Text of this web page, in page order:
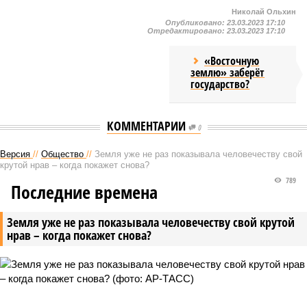
Николай Ольхин
Опубликовано: 23.03.2023 17:10
Отредактировано: 23.03.2023 17:10
«Восточную
землю» заберёт
государство?
КОММЕНТАРИИ 0
Версия // Общество // Земля уже не раз показывала человечеству свой
крутой нрав – когда покажет снова?
Земля уже не раз показывала человечеству свой крутой
нрав – когда покажет снова?
789
Последние времена